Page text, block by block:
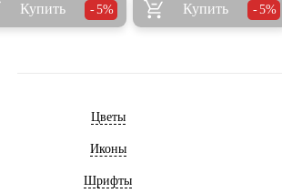
Купить 5% Купить 5%
Цветы
Иконы
Шрифты